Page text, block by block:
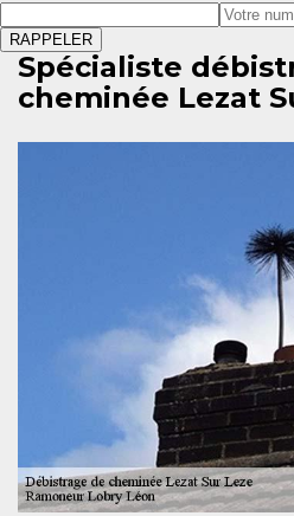
Spécialiste
cheminée Lezat